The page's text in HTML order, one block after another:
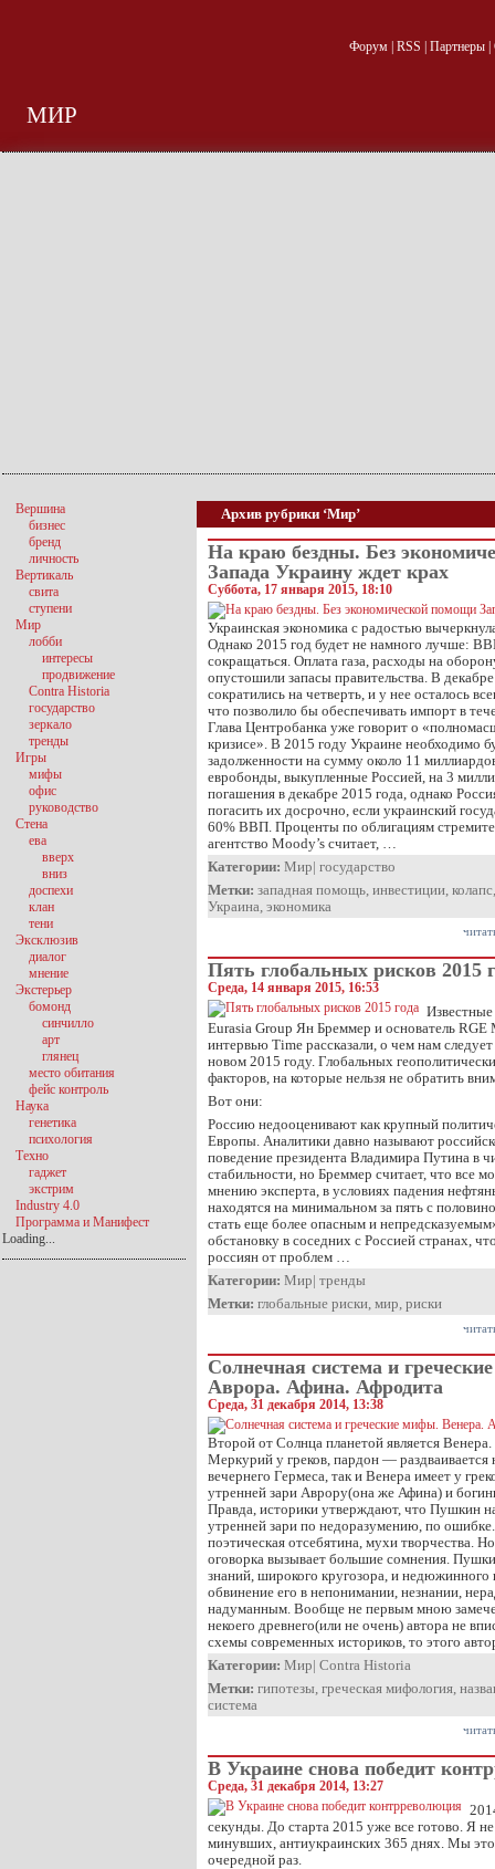
Форум| RSS Партнеры|
МИР
Архив рубрики ‘Мир’
На краю бездны. Без
Запада Украину ждет крах
Суббота, 17 января 2015, 18:10
Украинская экономика с радостью
Однако 2015 год будет не намного лучше:
сокращаться. Оплата газа, расходы на
опустошили запасы правительства. В
сократились на четверть, и у нее осталось
что позволило бы обеспечивать импорт в
Глава Центробанка уже говорит о
кризисе». В 2015 году Украине необходимо
задолженности на сумму около 11
евробонды, выкупленные Россией, на 3
погашения в декабре 2015 года, однако
погасить их досрочно, если украинский
60% ВВП. Проценты по облигациям
агентство Moody’s считает, …
Категории: Мир| государство
Метки: западная помощь, инвестиции, колапс
Украина, экономика
Пять глобальных рисков 2015
Среда, 14 января 2015, 16:53
Известные
Eurasia Group Ян Бреммер и основатель
интервью Time рассказали, о чем нам
новом 2015 году. Глобальных
факторов, на которые нельзя не обратить
Вот они:
Россию недооценивают как крупный
Европы. Аналитики давно называют
поведение президента Владимира Путина в
стабильности, но Бреммер считает, что все
мнению эксперта, в условиях падения
находятся на минимальном за пять с
стать еще более опасным и
обстановку в соседних с Россией странах,
россиян от проблем …
Категории: Мир| тренды
Метки: глобальные риски, мир, риски
Солнечная система и
Аврора. Афина. Афродита
Среда, 31 декабря 2014, 13:38
Второй от Солнца планетой является
Меркурий у греков, пардон — раздваивается
вечернего Гермеса, так и Венера имеет у
утренней зари Аврору(она же Афина) и
Правда, историки утверждают, что Пушкин
утренней зари по недоразумению, по
поэтическая отсебятина, мухи творчества.
оговорка вызывает большие сомнения.
знаний, широкого кругозора, и недюжинного
обвинение его в непонимании, незнании,
надуманным. Вообще не первым мною
некоего древнего(или не очень) автора не
схемы современных историков, то этого
Категории: Мир| Contra Historia
Метки: гипотезы, греческая мифология,
система
В Украине снова победит
Среда, 31 декабря 2014, 13:27
секунды. До старта 2015 уже все готово. Я
минувших, антиукраинских 365 днях. Мы
очередной раз.
Вершина
бизнес
бренд
личность
Вертикаль
свита
ступени
Мир
лобби
интересы
продвижение
Contra Historia
государство
зеркало
тренды
Игры
мифы
офис
руководство
Стена
ева
вверх
вниз
доспехи
клан
тени
Эксклюзив
диалог
мнение
Экстерьер
бомонд
синчилло
арт
глянец
место обитания
фейс контроль
Наука
генетика
психология
Техно
гаджет
экстрим
Industry 4.0
Программа и Манифест
Loading...